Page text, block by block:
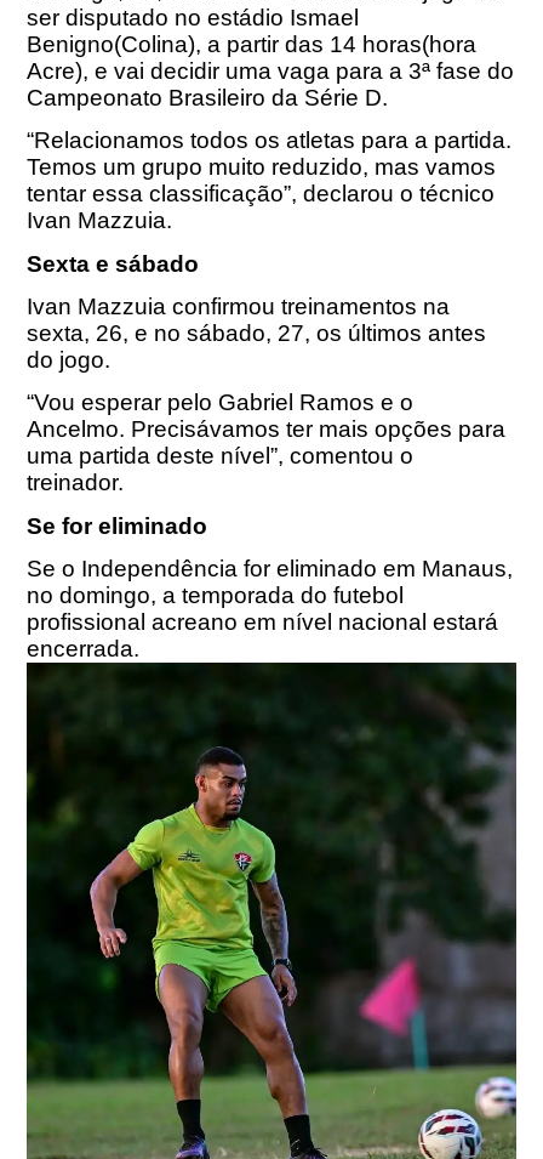
ser disputado no estádio Ismael
Benigno(Colina), a partir das 14 horas(hora
Acre), e vai decidir uma vaga para a 3ª fase do
Campeonato Brasileiro da Série D.
“Relacionamos todos os atletas para a partida.
Temos um grupo muito reduzido, mas vamos
tentar essa classificação”, declarou o técnico
Ivan Mazzuia.
Sexta e sábado
Ivan Mazzuia confirmou treinamentos na
sexta, 26, e no sábado, 27, os últimos antes
do jogo.
“Vou esperar pelo Gabriel Ramos e o
Ancelmo. Precisávamos ter mais opções para
uma partida deste nível”, comentou o
treinador.
Se for eliminado
Se o Independência for eliminado em Manaus,
no domingo, a temporada do futebol
profissional acreano em nível nacional estará
encerrada.